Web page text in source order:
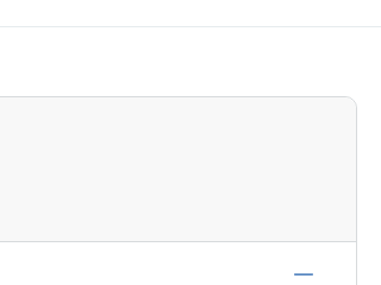
Lasipurkit